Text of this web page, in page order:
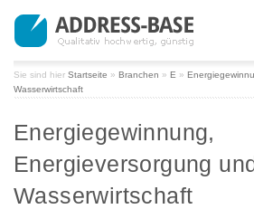
Sie sind hier Startseite » Branchen » E »
Wasserwirtschaft
Energiegewinnung,
Energieversorgung
Wasserwirtschaft